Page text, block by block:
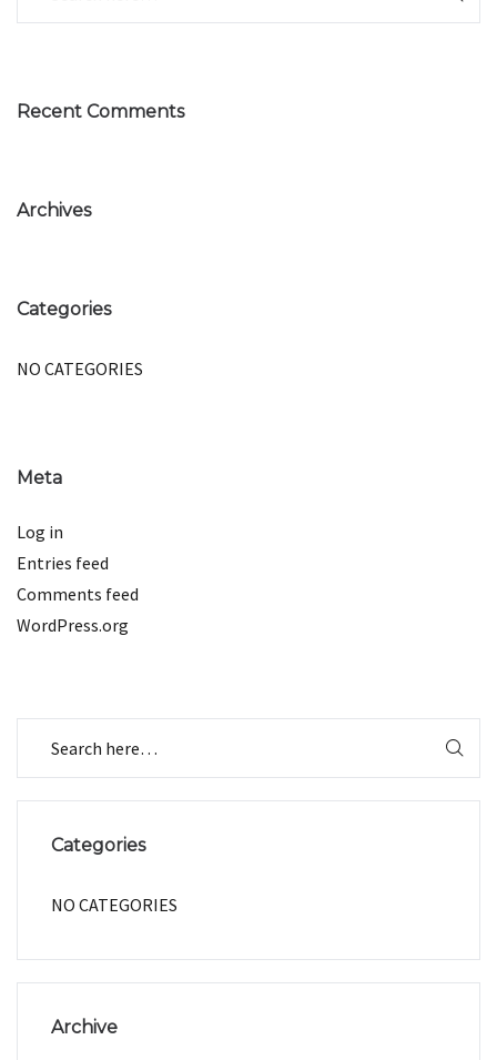
Recent Comments
Archives
Categories
NO CATEGORIES
Meta
Log in
Entries feed
Comments feed
WordPress.org
Categories
NO CATEGORIES
Archive